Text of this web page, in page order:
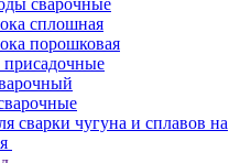
сварочные
сплошная
порошковая
сварки чугуна и сплавов на